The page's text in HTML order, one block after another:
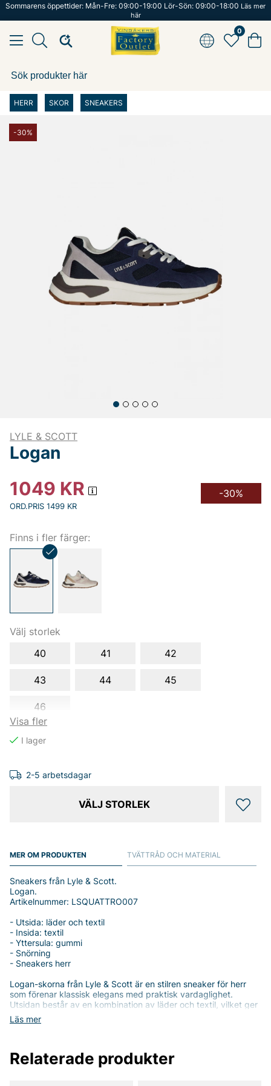
Sommarens öppettider: Mån-Fre: 09:00-19:00 Lör-Sön: 09:00-18:00 Läs mer
här
0
HERR SKOR SNEAKERS
-30%
LYLE & SCOTT
Logan
1049 KR
ORD.PRIS 1499 KR
-30%
Finns i fler färger:
Välj storlek
Visa fler
40 41 42
43 44 45
46
2-5 arbetsdagar
VÄLJ STORLEK
MER OM PRODUKTEN
Läs mer
Sneakers från Lyle & Scott.
Logan.
Artikelnummer: LSQUATTRO007
- Utsida: läder och textil
- Insida: textil
- Yttersula: gummi
- Snörning
- Sneakers herr
Logan-skorna från Lyle & Scott är en stilren sneaker för herr
som förenar klassisk elegans med praktisk vardaglighet.
Utsidan består av en kombination av läder och textil, vilket ger
en premium känsla och en modern look som passar till både
jeans och chinos. Innersidan är i mjuk textil som underlättar en
som snörningen gör det enkelt att anpassa passformen efter
din fot.
TVÄTTRÅD OCH MATERIAL
Relaterade produkter